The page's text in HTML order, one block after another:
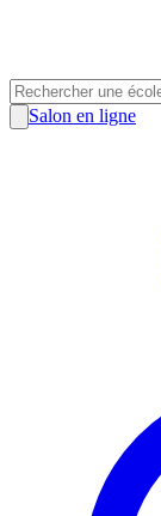
Salon en ligne